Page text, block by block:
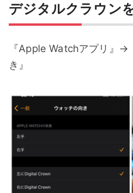
デジタルクラウン
『Apple Watchアプリ』
き』